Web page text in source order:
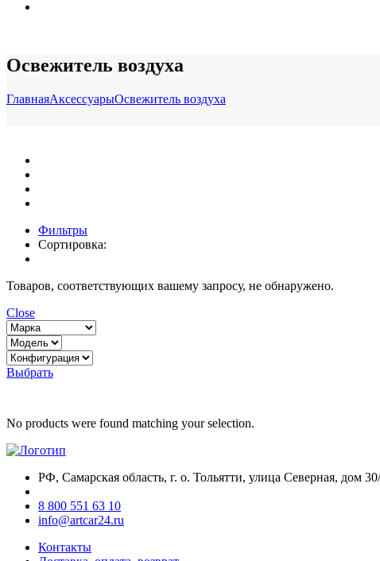
Освежитель воздуха
ГлавнаяАксессуарыОсвежитель воздуха
Фильтры
Сортировка:
Товаров, соответствующих вашему запросу, не обнаружено.
Close
Выбрать
No products were found matching your selection.
РФ, Самарская область, г. о. Тольятти, улица Северная, дом
8 800 551 63 10
info@artcar24.ru
Контакты